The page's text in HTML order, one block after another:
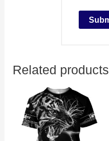
Related products